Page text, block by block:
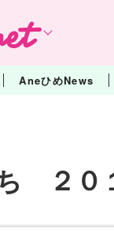
AneひめNews
２０